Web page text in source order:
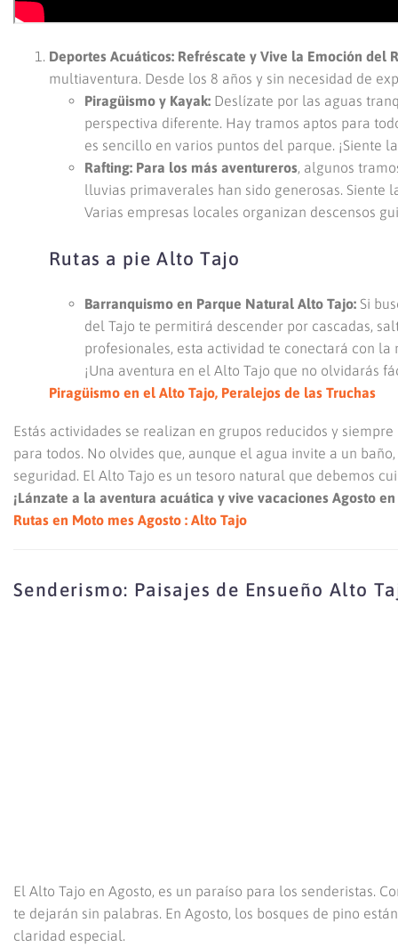
Deportes Acuáticos: Refréscate y Vive la Emoción del
multiaventura. Desde los 8 años y sin necesidad de
Piragüismo y Kayak: Deslízate por las aguas
perspectiva diferente. Hay tramos aptos para
es sencillo en varios puntos del parque. ¡Siente
Rafting: Para los más aventureros, algunos
lluvias primaverales han sido generosas. Siente
Varias empresas locales organizan descensos
Rutas a pie Alto Tajo
Barranquismo en Parque Natural Alto Tajo: Si
del Tajo te permitirá descender por cascadas,
profesionales, esta actividad te conectará con la
¡Una aventura en el Alto Tajo que no olvidarás
Piragüismo en el Alto Tajo, Peralejos de las Truchas
Estás actividades se realizan en grupos reducidos y
para todos. No olvides que, aunque el agua invite a un
seguridad. El Alto Tajo es un tesoro natural que debemos
¡Lánzate a la aventura acuática y vive vacaciones Agosto
Rutas en Moto mes Agosto : Alto Tajo
Senderismo: Paisajes de Ensueño Alto
El Alto Tajo en Agosto, es un paraíso para los senderistas.
te dejarán sin palabras. En Agosto, los bosques de pino
claridad especial.